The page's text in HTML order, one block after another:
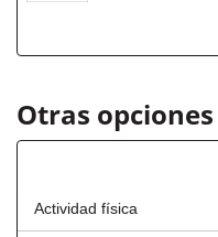
Otras
Actividad física